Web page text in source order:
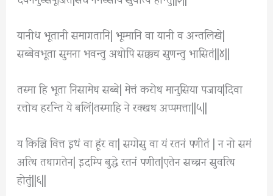
यानीध भूतानी समागतानि| भूम्मानि वा यानी व अन्तलिखे|
सब्बेवभूता सुमना भवन्तु अथोपि सक्कच सुणन्तु भासितं||४||
तस्मा हि भूता निसामेथ सब्बे| मेत्तं करोथ मानुसिया पजाय|दिवा
रत्तोच हरन्ति ये बलिं|तस्माहि ने रक्खथ अप्पमत्ता||५||
य किञ्चि वित्त इधं वा हूंर वा| सग्गेसु वा यं रतनं पणीतं | न नो समं
अत्थि तथागतेन| इदम्पि बुद्धे रतनं पणीत|एतेन सच्चन सुवत्थि
होतुं||६||